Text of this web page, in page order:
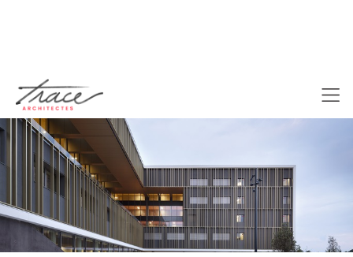
UNIVERSITÉ, RECHERCHE & LABORATOIRES /